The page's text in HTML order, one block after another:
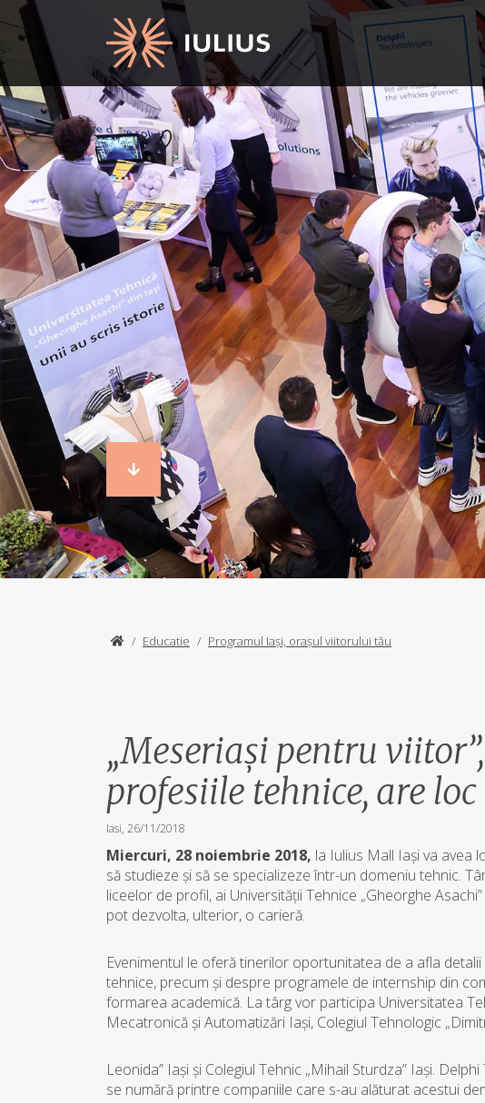
/ Educatie / Programul Iași, orașul viitorului tău
„Meseriaşi pentru
profesiile tehnice, are
Iasi, 26/11/2018
Miercuri, 28 noiembrie 2018, la Iulius Mall Iaşi va avea
să studieze şi să se specializeze într-un domeniu tehnic.
liceelor de profil, ai Universităţii Tehnice „Gheorghe
pot dezvolta, ulterior, o carieră.
Evenimentul le oferă tinerilor oportunitatea de a afla
tehnice, precum şi despre programele de internship din
formarea academică. La târg vor participa Universitatea
Mecatronică şi Automatizări Iași, Colegiul Tehnologic
Leonida” Iaşi şi Colegiul Tehnic „Mihail Sturdza” Iaşi.
se numără printre companiile care s-au alăturat acestui